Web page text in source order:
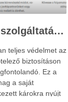
Milyen extra szolgáltatások érhetők el a casco biztosítás keretében?
teljes védelmet az
biztosításon
Ez a
a saját
károkra nyújt